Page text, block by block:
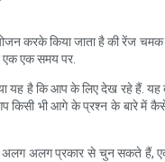
करके किया जाता है की रेंज चमक
एक एक समय पर.
यह है कि आप के लिए देख रहे हैं. यह
किसी भी आगे के प्रश्न के बारे में
अलग अलग प्रकार से चुन सकते हैं,